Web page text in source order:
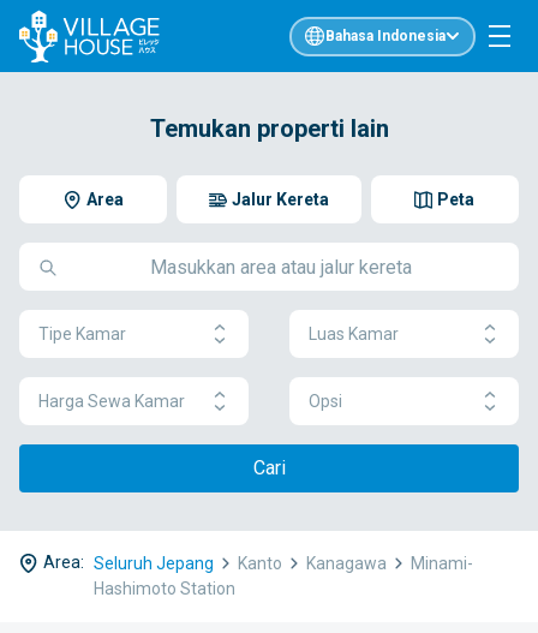
Bahasa Indonesia
Temukan properti lain
Area Peta
Jalur Kereta
Tipe Kamar Luas Kamar
Harga Sewa Kamar Opsi
Cari
Area: Seluruh Jepang Kanto Kanagawa
Minami-
Hashimoto Station